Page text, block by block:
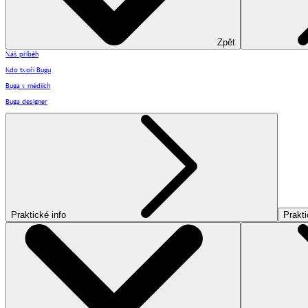
Zpět
Náš příběh
Kdo tvoří Bugu
Buga v médiích
Buga designer
Praktické info